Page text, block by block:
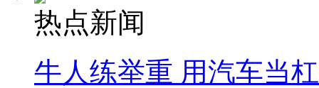
热点新闻
牛人练举重 用汽车当